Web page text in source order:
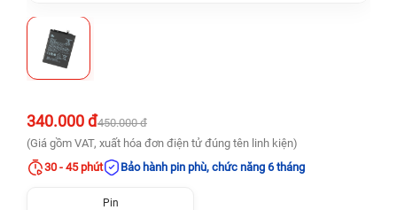
340.000 đ450.000 đ
(Giá gồm VAT, xuất hóa đơn điện tử đúng tên linh kiện)
30 - 45 phút
Bảo hành pin phù, chức năng 6 tháng
Pin